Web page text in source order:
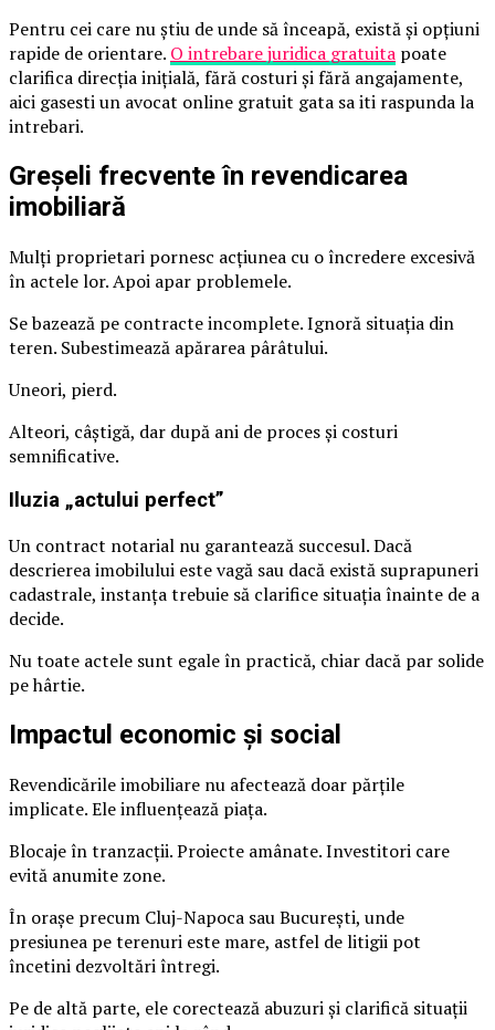
Pentru cei care nu știu de unde să înceapă, există și opțiuni
rapide de orientare. O intrebare juridica gratuita poate
clarifica direcția inițială, fără costuri și fără angajamente,
aici gasesti un avocat online gratuit gata sa iti raspunda la
intrebari.
Greșeli frecvente în revendicarea
imobiliară
Mulți proprietari pornesc acțiunea cu o încredere excesivă
în actele lor. Apoi apar problemele.
Se bazează pe contracte incomplete. Ignoră situația din
teren. Subestimează apărarea pârâtului.
Uneori, pierd.
Alteori, câștigă, dar după ani de proces și costuri
semnificative.
Iluzia „actului perfect”
Un contract notarial nu garantează succesul. Dacă
descrierea imobilului este vagă sau dacă există suprapuneri
cadastrale, instanța trebuie să clarifice situația înainte de a
decide.
Nu toate actele sunt egale în practică, chiar dacă par solide
pe hârtie.
Impactul economic și social
Revendicările imobiliare nu afectează doar părțile
implicate. Ele influențează piața.
Blocaje în tranzacții. Proiecte amânate. Investitori care
evită anumite zone.
În orașe precum Cluj-Napoca sau București, unde
presiunea pe terenuri este mare, astfel de litigii pot
încetini dezvoltări întregi.
Pe de altă parte, ele corectează abuzuri și clarifică situații